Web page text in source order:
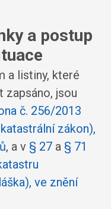
a postup
a listiny, které
zapsáno, jsou
č. 256/2013
zákon),
, a v § 27 a § 71
ve znění